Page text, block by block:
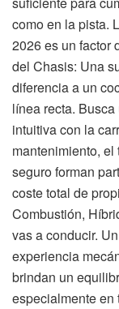
como en la pista.
2026 es un factor
del Chasis: Una
diferencia a un
línea recta.
intuitiva con la
mantenimiento,
seguro forman
coste total de
Combustión,
vas a conducir.
experiencia
brindan un
especialmente en